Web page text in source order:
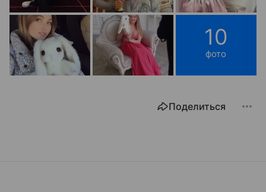
10
фото
Поделиться